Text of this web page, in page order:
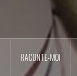
RACONTE-MOI